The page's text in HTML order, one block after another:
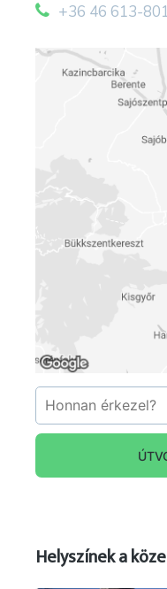
forrás:
+36 46 613-
Helyszínek a